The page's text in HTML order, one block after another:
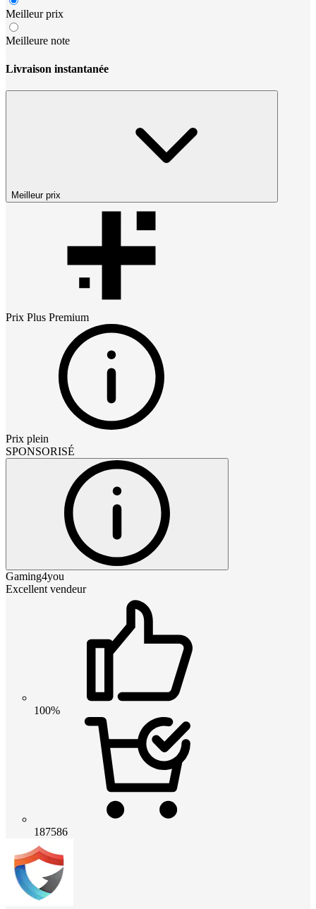
Meilleur prix
Meilleure note
Livraison instantanée
Meilleur prix
Prix Plus Premium
Prix plein
SPONSORISÉ
Gaming4you
Excellent vendeur
100%
187586